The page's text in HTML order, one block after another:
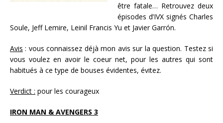
être fatale… Retrouvez deux
épisodes d’IVX signés Charles
Soule, Jeff Lemire, Leinil Francis Yu et Javier Garrón.
Avis : vous connaissez déjà mon avis sur la question. Testez si
vous voulez en avoir le coeur net, pour les autres qui sont
habitués à ce type de bouses évidentes, évitez.
Verdict : pour les courageux
IRON MAN & AVENGERS 3